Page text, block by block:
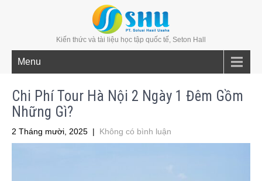
Kiến thức và tài liệu học tập quốc tế, Seton Hall
Menu
Chi Phí Tour Hà Nội 2 Ngày 1 Đêm Gồm
Những Gì?
2 Tháng mười, 2025 | Không có bình luận